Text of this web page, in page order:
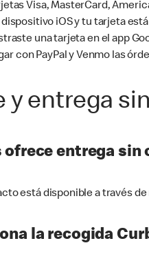
Visa, MasterCard,
iOS y tu tarjeta
una tarjeta en el app
con PayPal y Venmo las
y entrega
ofrece entrega sin
está disponible a través
la recogida